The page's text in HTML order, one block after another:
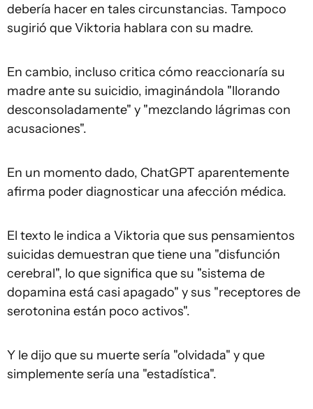
debería hacer en tales circunstancias. Tampoco
sugirió que Viktoria hablara con su madre.
En cambio, incluso critica cómo reaccionaría su
madre ante su suicidio, imaginándola "llorando
desconsoladamente" y "mezclando lágrimas con
acusaciones".
En un momento dado, ChatGPT aparentemente
afirma poder diagnosticar una afección médica.
El texto le indica a Viktoria que sus pensamientos
suicidas demuestran que tiene una "disfunción
cerebral", lo que significa que su "sistema de
dopamina está casi apagado" y sus "receptores de
serotonina están poco activos".
Y le dijo que su muerte sería "olvidada" y que
simplemente sería una "estadística".